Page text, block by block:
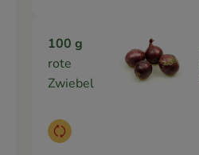
100 g
rote
Zwiebel
Auswahl ändern